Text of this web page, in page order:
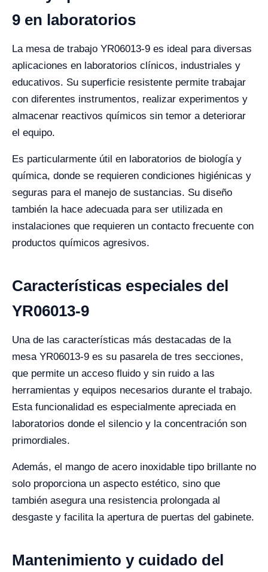
9 en laboratorios
La mesa de trabajo YR06013-9 es ideal para diversas
aplicaciones en laboratorios clínicos, industriales y
educativos. Su superficie resistente permite trabajar
con diferentes instrumentos, realizar experimentos y
almacenar reactivos químicos sin temor a deteriorar
el equipo.
Es particularmente útil en laboratorios de biología y
química, donde se requieren condiciones higiénicas y
seguras para el manejo de sustancias. Su diseño
también la hace adecuada para ser utilizada en
instalaciones que requieren un contacto frecuente con
productos químicos agresivos.
Características especiales del
YR06013-9
Una de las características más destacadas de la
mesa YR06013-9 es su pasarela de tres secciones,
que permite un acceso fluido y sin ruido a las
herramientas y equipos necesarios durante el trabajo.
Esta funcionalidad es especialmente apreciada en
laboratorios donde el silencio y la concentración son
primordiales.
Además, el mango de acero inoxidable tipo brillante no
solo proporciona un aspecto estético, sino que
también asegura una resistencia prolongada al
desgaste y facilita la apertura de puertas del gabinete.
Mantenimiento y cuidado del